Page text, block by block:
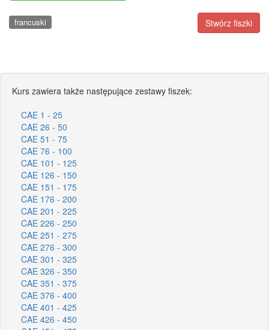
Stwórz fiszki
francuski
Kurs zawiera także następujące zestawy fiszek:
CAE 1 - 25
CAE 26 - 50
CAE 51 - 75
CAE 76 - 100
CAE 101 - 125
CAE 126 - 150
CAE 151 - 175
CAE 176 - 200
CAE 201 - 225
CAE 226 - 250
CAE 251 - 275
CAE 276 - 300
CAE 301 - 325
CAE 326 - 350
CAE 351 - 375
CAE 376 - 400
CAE 401 - 425
CAE 426 - 450